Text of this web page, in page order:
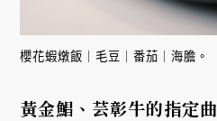
櫻花蝦燉飯｜毛豆｜番茄｜海膽。
黃金鯧、芸彰牛的指定曲